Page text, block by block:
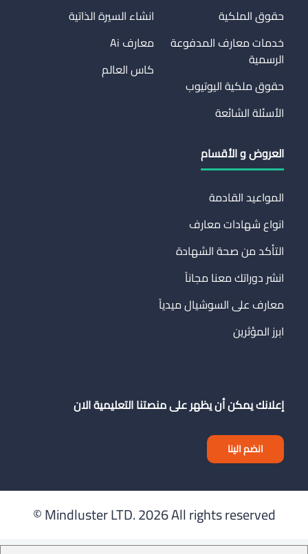
حقوق الملكية
خدمات معارف المدفوعة
الرسمية
حقوق ملكية اليوتيوب
الأسئلة الشائعة
انشاء السيرة الذاتية
معارف Ai
كاس العالم
العروض و الأقسام
المواعيد القادمة
انواع شهادات معارف
التأكد من صحة الشهادة
انشر دوراتك معنا مجاناً
معارف على السوشيال ميدياً
ابرز المؤثرين
إعلانك يمكن أن يظهر على منصتنا التعليمية الان
انضم الينا
Mindluster LTD.2026 All rights reserved ©